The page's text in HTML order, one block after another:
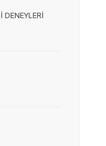
DENEYLERİ